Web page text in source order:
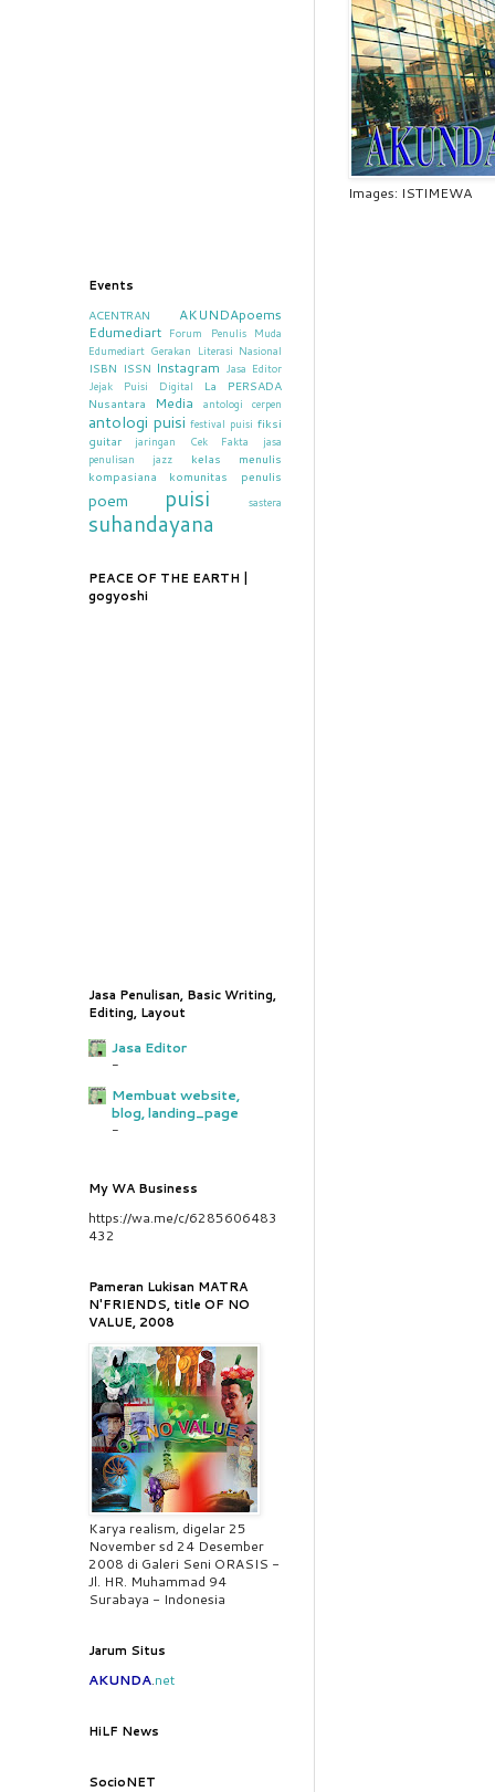
Images: ISTIMEWA
Events
ACENTRAN
AKUNDApoems
Edumediart Forum Penulis Muda
Edumediart Gerakan Literasi Nasional
ISBN ISSN Instagram Jasa Editor
Jejak Puisi Digital
La PERSADA
Nusantara
Media antologi cerpen
antologi puisi festival puisi fiksi
guitar
jaringan Cek Fakta
jasa
penulisan
jazz
kelas menulis
kompasiana
komunitas penulis
poem puisi sastera
suhandayana
PEACE OF THE EARTH |
gogyoshi
Jasa Penulisan, Basic Writing,
Editing, Layout
Jasa Editor
-
Membuat website,
blog, landing_page
-
My WA Business
https://wa.me/c/6285606483
432
Pameran Lukisan MATRA
N'FRIENDS, title OF NO
VALUE, 2008
Karya realism, digelar 25
November sd 24 Desember
2008 di Galeri Seni ORASIS -
Jl. HR. Muhammad 94
Surabaya - Indonesia
Jarum Situs
AKUNDA.net
HiLF News
SocioNET